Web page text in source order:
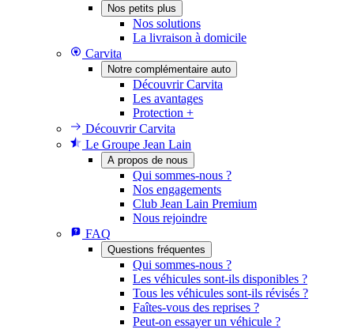
Nos petits plus
Nos solutions
La livraison à domicile
Carvita
Notre complémentaire auto
Découvrir Carvita
Les avantages
Protection +
Découvrir Carvita
Le Groupe Jean Lain
A propos de nous
Qui sommes-nous ?
Nos engagements
Club Jean Lain Premium
Nous rejoindre
FAQ
Questions fréquentes
Qui sommes-nous ?
Les véhicules sont-ils disponibles ?
Tous les véhicules sont-ils révisés ?
Faîtes-vous des reprises ?
Peut-on essayer un véhicule ?